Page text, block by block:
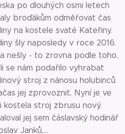
po dlouhých osmi letech
broďákům odměřovat čas
na kostele svaté Kateřiny.
šly naposledy v roce 2016.
nešly - to zrovna podle toho,
se nám podařilo vyhrabat
stroj z nánosu holubinců
jej zprovoznit. Nyní je ve
kostela stroj zbrusu nový.
jej sem čáslavský hodinář
Janků,...